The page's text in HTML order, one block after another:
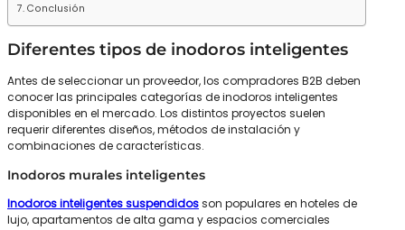
Conclusión
Diferentes tipos de inodoros inteligentes
Antes de seleccionar un proveedor, los compradores B2B deben
conocer las principales categorías de inodoros inteligentes
disponibles en el mercado. Los distintos proyectos suelen
requerir diferentes diseños, métodos de instalación y
combinaciones de características.
Inodoros murales inteligentes
Inodoros inteligentes suspendidosson populares en hoteles de
lujo, apartamentos de alta gama y espacios comerciales